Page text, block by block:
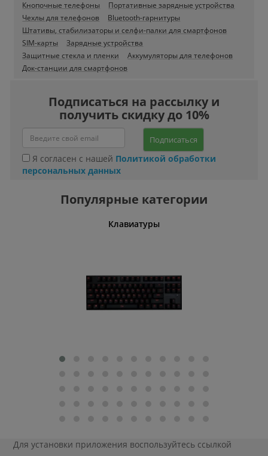
Кнопочные телефоны
Портативные зарядные устройства
Чехлы для телефонов
Bluetooth-гарнитуры
Штативы, стабилизаторы и селфи-палки для смартфонов
SIM-карты
Зарядные устройства
Защитные стекла и пленки
Аккумуляторы для телефонов
Док-станции для смартфонов
Подписаться на рассылку и
получить скидку до 10%
Подписаться
Я согласен с нашей Политикой обработки
персональных данных
Популярные категории
Клавиатуры
Для установки приложения воспользуйтесь ссылкой